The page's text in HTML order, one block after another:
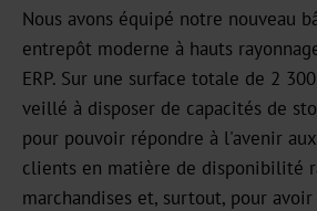
MV-
Plus
MX-
PRO
GDN
Nous avons équipé notre nouveau
entrepôt moderne à hauts
ERP. Sur une surface totale de 2
veillé à disposer de capacités de
pour pouvoir répondre à l'avenir
clients en matière de disponibilité
marchandises et, surtout, pour